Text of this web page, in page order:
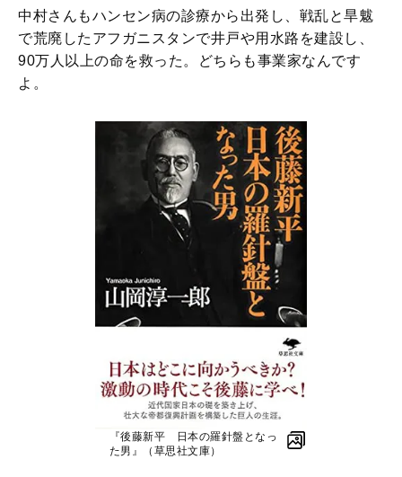
中村さんもハンセン病の診療から出発し、戦乱と旱魃
で荒廃したアフガニスタンで井戸や用水路を建設し、
90万人以上の命を救った。どちらも事業家なんです
よ。
『後藤新平 日本の羅針盤となっ
た男』（草思社文庫）